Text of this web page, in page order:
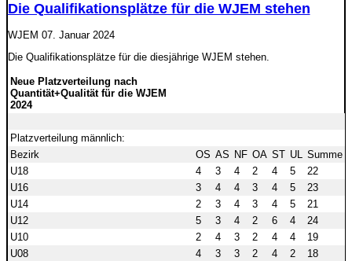
Die Qualifikationsplätze für die WJEM stehen
WJEM 07. Januar 2024
Die Qualifikationsplätze für die diesjährige WJEM stehen.
Neue Platzverteilung nach
Quantität+Qualität für die WJEM
2024
Platzverteilung männlich:
Bezirk
OS AS NF OA ST UL Summe
U18
4 3 4 2 4 5
22
U16
3 4 4 3 4 5
23
U14
2 3 4 3 4 5
21
U12
5 3 4 2 6 4
24
U10
2 4 3 2 4 4
19
U08
4 3 3 2 4 2
18